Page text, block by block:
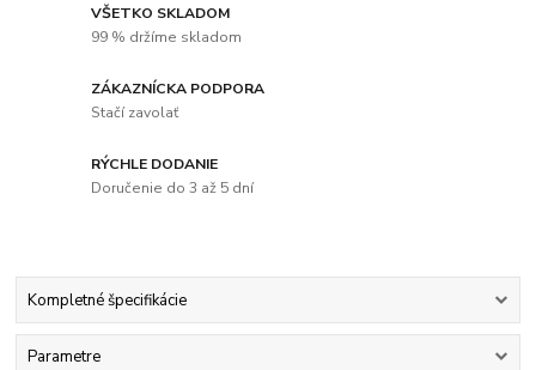
VŠETKO SKLADOM
99 % držíme skladom
ZÁKAZNÍCKA PODPORA
Stačí zavolať
RÝCHLE DODANIE
Doručenie do 3 až 5 dní
Kompletné špecifikácie
Parametre